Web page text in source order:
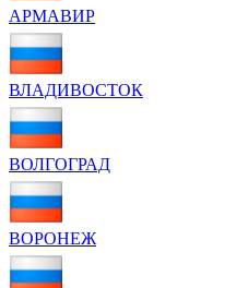
АРМАВИР
ВЛАДИВОСТОК
ВОЛГОГРАД
ВОРОНЕЖ